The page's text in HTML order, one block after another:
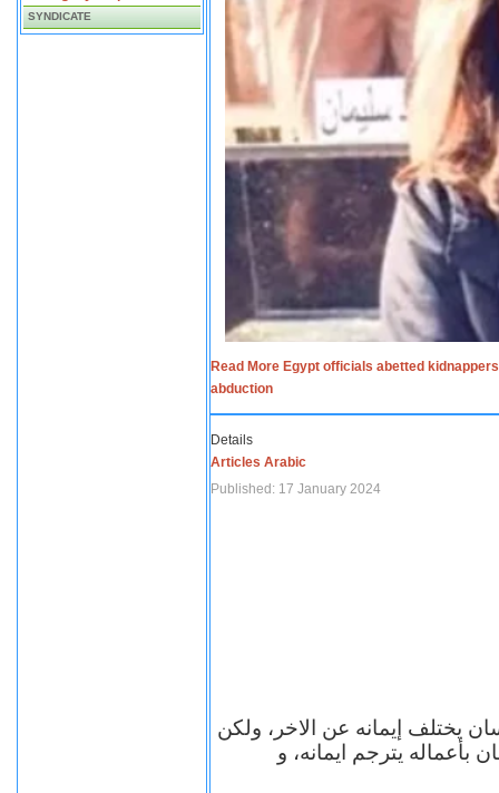
SYNDICATE
Read More Egypt officials abetted
abduction
Details
Articles Arabic
Published: 17 January 2024
يختلف إيمانه عن الاخر، ولكن
بأعماله يترجم ايمانه، و